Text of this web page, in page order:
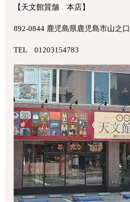
【天文館質舗 本店】
892-0844 鹿児島県鹿児島市山之
TEL 01203154783